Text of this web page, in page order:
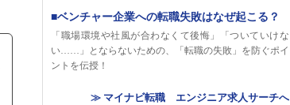
■ベンチャー企業への転職失敗はなぜ起こる？
「職場環境や社風が合わなくて後悔」「ついていけな
い……」とならないための、「転職の失敗」を防ぐポイ
ントを伝授！
≫ マイナビ転職 エンジニア求人サーチへ